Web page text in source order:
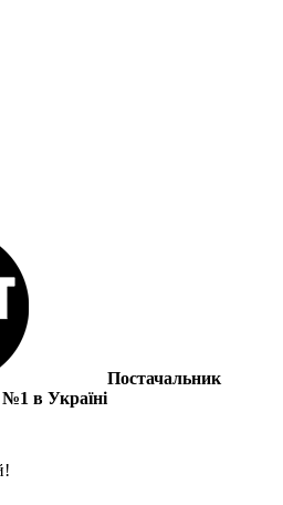
Постачальник
в Україні